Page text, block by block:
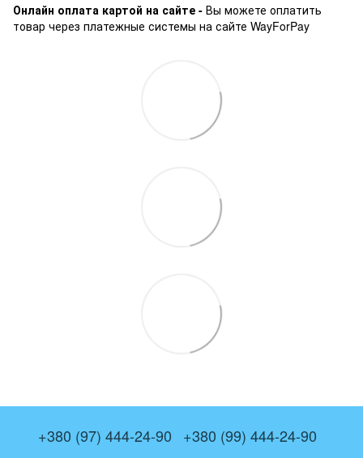
Онлайн оплата картой на сайте - Вы можете оплатить
товар через платежные системы на сайте WayForPay
+380 (97) 444-24-90 +380 (99) 444-24-90